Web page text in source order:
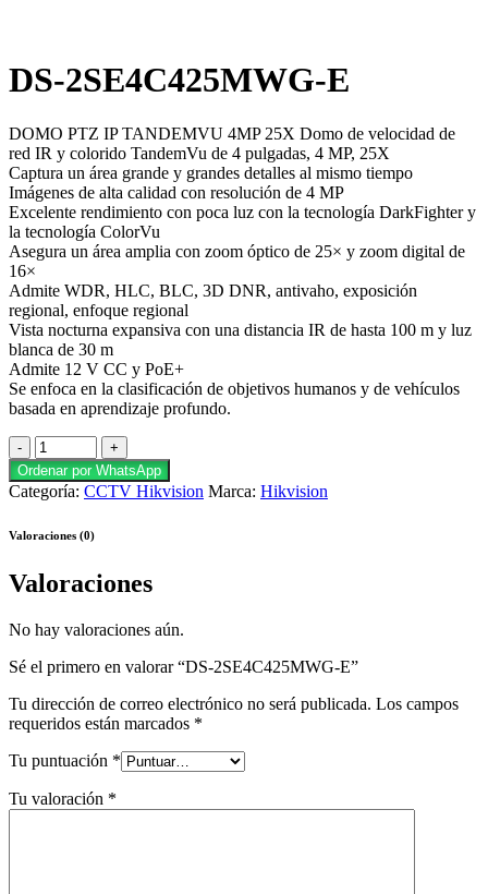
DS-2SE4C425MWG-E
DOMO PTZ IP TANDEMVU 4MP 25X Domo de velocidad de
red IR y colorido TandemVu de 4 pulgadas, 4 MP, 25X
Captura un área grande y grandes detalles al mismo tiempo
Imágenes de alta calidad con resolución de 4 MP
Excelente rendimiento con poca luz con la tecnología DarkFighter y
la tecnología ColorVu
Asegura un área amplia con zoom óptico de 25× y zoom digital de
16×
Admite WDR, HLC, BLC, 3D DNR, antivaho, exposición
regional, enfoque regional
Vista nocturna expansiva con una distancia IR de hasta 100 m y luz
blanca de 30 m
Admite 12 V CC y PoE+
Se enfoca en la clasificación de objetivos humanos y de vehículos
basada en aprendizaje profundo.
Ordenar por WhatsApp
Categoría: CCTV Hikvision Marca: Hikvision
Valoraciones (0)
Valoraciones
No hay valoraciones aún.
Sé el primero en valorar “DS-2SE4C425MWG-E”
Tu dirección de correo electrónico no será publicada. Los campos
requeridos están marcados *
Tu puntuación *
Tu valoración *